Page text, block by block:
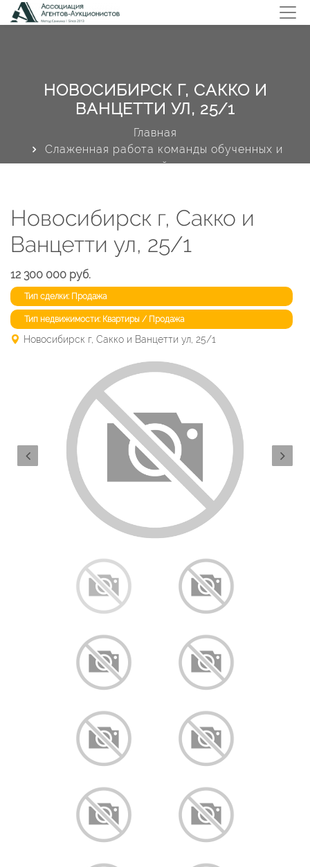
НОВОСИБИРСК Г, САККО И
ВАНЦЕТТИ УЛ, 25/1
Главная
Слаженная работа команды обученных и
владеющих технологией скоростных продаж
Профиль объекта недвижимости
Новосибирск г, Сакко и
Ванцетти ул, 25/1
12 300 000 руб.
Тип сделки: Продажа
Тип недвижимости: Квартиры / Продажа
Новосибирск г, Сакко и Ванцетти ул, 25/1